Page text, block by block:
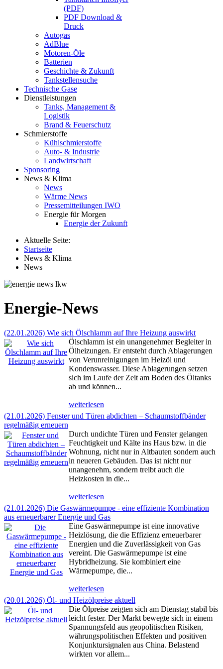
(PDF)
PDF Download &
Druck
Autogas
AdBlue
Motoren-Öle
Batterien
Geschichte & Zukunft
Tankstellensuche
Technische Gase
Dienstleistungen
Tanks, Management &
Logistik
Brand & Feuerschutz
Schmierstoffe
Kühlschmierstoffe
Auto- & Industrie
Landwirtschaft
Sponsoring
News & Klima
News
Wärme News
Pressemitteilungen IWO
Energie für Morgen
Energie der Zukunft
Aktuelle Seite:
Startseite
News & Klima
News
Energie-News
(22.01.2026) Wie sich Ölschlamm auf Ihre Heizung auswirkt
Ölschlamm ist ein unangenehmer Begleiter in
Ölheizungen. Er entsteht durch Ablagerungen
von Verunreinigungen im Heizöl und
Kondenswasser. Diese Ablagerungen setzen
sich im Laufe der Zeit am Boden des Öltanks
ab und können...
weiterlesen
(21.01.2026) Fenster und Türen abdichten – Schaumstoffbänder
regelmäßig erneuern
Durch undichte Türen und Fenster gelangen
Feuchtigkeit und Kälte ins Haus bzw. in die
Wohnung, nicht nur in Altbauten sondern auch
in neueren Gebäuden. Das ist nicht nur
unangenehm, sondern treibt auch die
Heizkosten in die...
weiterlesen
(21.01.2026) Die Gaswärmepumpe - eine effiziente Kombination
aus erneuerbarer Energie und Gas
Eine Gaswärmepumpe ist eine innovative
Heizlösung, die die Effizienz erneuerbarer
Energien und die Zuverlässigkeit von Gas
vereint. Die Gaswärmepumpe ist eine
Hybridheizung. Sie kombiniert eine
Wärmepumpe, die...
weiterlesen
(20.01.2026) Öl- und Heizölpreise aktuell
Die Ölpreise zeigten sich am Dienstag stabil bis
leicht fester. Der Markt bewegte sich in einem
Spannungsfeld aus geopolitischen Risiken,
währungspolitischen Effekten und positiven
Konjunktursignalen aus China. Belastend
wirkten vor allem...